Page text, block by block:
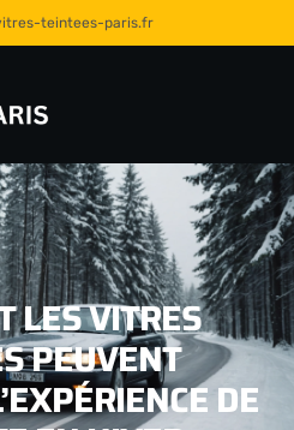
teintees-paris.fr
LES VITRES
PEUVENT
DE